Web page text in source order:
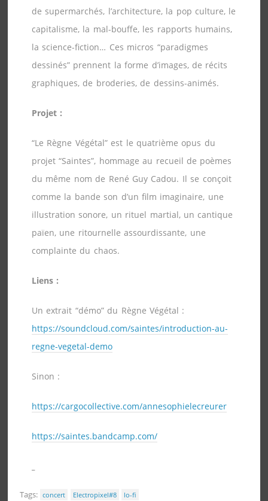
de supermarchés, l’architecture, la pop culture, le
capitalisme, la mal-bouffe, les rapports humains,
la science-fiction… Ces micros “paradigmes
dessinés” prennent la forme d’images, de récits
graphiques, de broderies, de dessins-animés.
Projet :
“Le Règne Végétal” est le quatrième opus du
projet “Saintes”, hommage au recueil de poèmes
du même nom de René Guy Cadou. Il se conçoit
comme la bande son d’un film imaginaire, une
illustration sonore, un rituel martial, un cantique
païen, une ritournelle assourdissante, une
complainte du chaos.
Liens :
Un extrait “démo” du Règne Végétal :
https://soundcloud.com/saintes/introduction-au-
regne-vegetal-demo
Sinon :
https://cargocollective.com/annesophielecreurer
https://saintes.bandcamp.com/
Tags: concert Electropixel#8 lo-fi